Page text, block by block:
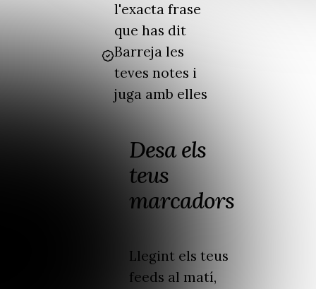
l'exacta frase
que has dit
Barreja les
teves notes i
juga amb elles
Desa els
teus
marcadors
Llegint els teus
feeds al matí,